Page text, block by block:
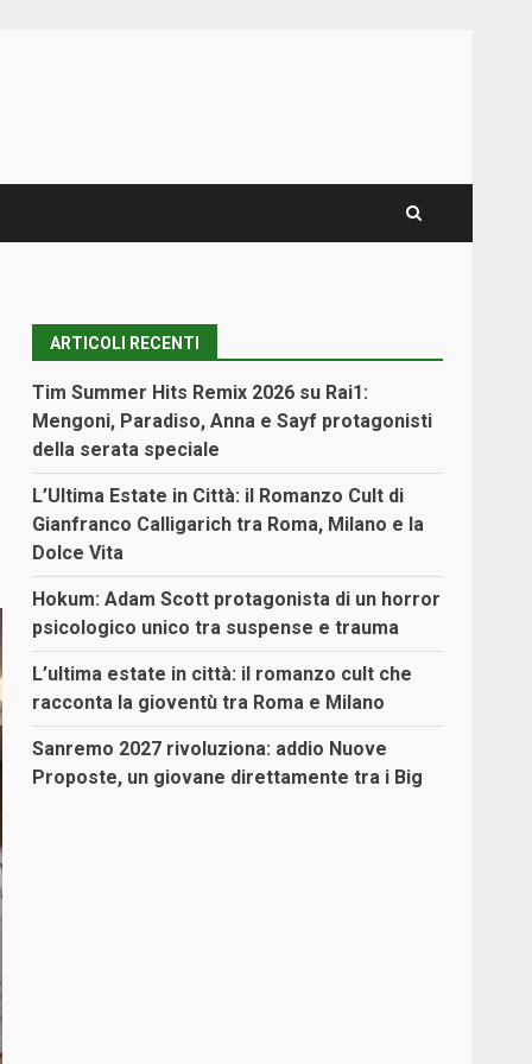
ARTICOLI RECENTI
Tim Summer Hits Remix 2026 su Rai1:
Mengoni, Paradiso, Anna e Sayf protagonisti
della serata speciale
L’Ultima Estate in Città: il Romanzo Cult di
Gianfranco Calligarich tra Roma, Milano e la
Dolce Vita
Hokum: Adam Scott protagonista di un horror
psicologico unico tra suspense e trauma
L’ultima estate in città: il romanzo cult che
racconta la gioventù tra Roma e Milano
Sanremo 2027 rivoluziona: addio Nuove
Proposte, un giovane direttamente tra i Big